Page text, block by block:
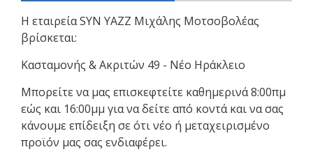
Η εταιρεία SYN YAZZ Μιχάλης Μοτσοβολέας
βρίσκεται:
Κασταμονής & Ακριτών 49 - Νέο Ηράκλειο
Μπορείτε να μας επισκεφτείτε καθημερινά 8:00πμ
εώς και 16:00μμ για να δείτε από κοντά και να σας
κάνουμε επίδειξη σε ότι νέο ή μεταχειρισμένο
προϊόν μας σας ενδιαφέρει.